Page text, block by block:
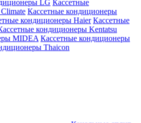
LG Кассетные
Кассетные кондиционеры
кондиционеры Haier Кассетные
кондиционеры Kentatsu
MIDEA Кассетные кондиционеры
Thaicon